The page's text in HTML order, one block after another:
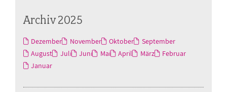
Archiv 2025
Dezember November Oktober
September
August
Juli Juni Mai April März
Februar
Januar